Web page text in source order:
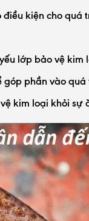
kiện cho quá
lớp bảo vệ kim
phần vào quá
kim loại khỏi sự